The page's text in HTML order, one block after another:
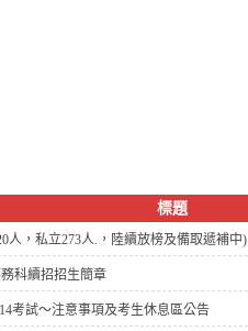
標題
人，私立273人.，陸續放榜及備取遞補中)
科續招招生簡章
考試～注意事項及考生休息區公告